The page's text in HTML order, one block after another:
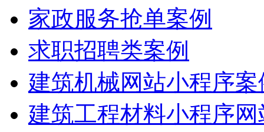
家政服务抢单案例
求职招聘类案例
建筑机械网站小程序案
建筑工程材料小程序